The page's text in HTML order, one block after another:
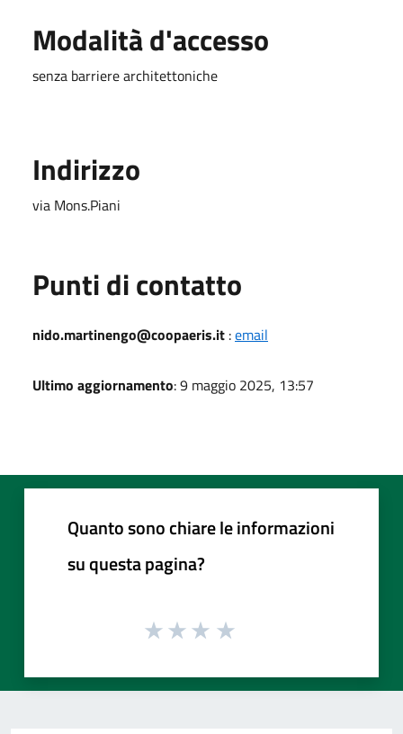
Modalità d'accesso
senza barriere architettoniche
Indirizzo
via Mons.Piani
Punti di contatto
nido.martinengo@coopaeris.it :email
Ultimo aggiornamento: 9 maggio 2025, 13:57
Quanto sono chiare le informazioni
su questa pagina?